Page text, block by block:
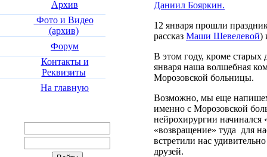
Архив
Фото и Видео
(архив)
Форум
Контакты и
Реквизиты
На главную
Даниил Бояркин.
12 января прошли
рассказ Маши Шевелевой)
В этом году, кроме
января наша волшебная
Морозовской больницы.
Возможно, мы еще
именно с Морозовской
нейрохирургии начинался
«возвращение» туда для
встретили нас
друзей.